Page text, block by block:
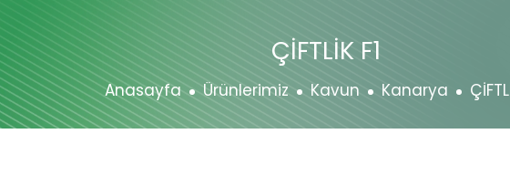
ÇİFTLİK F1
Anasayfa Ürünlerimiz Kavun Kanarya